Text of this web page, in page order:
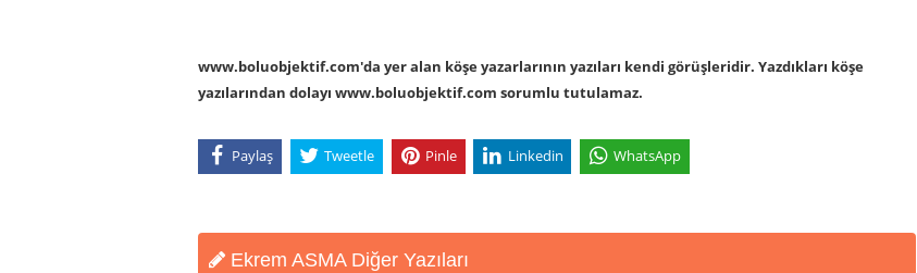
www.boluobjektif.com'da yer alan köşe yazarlarının yazıları kendi görüşleridir. Yazdıkları köşe
yazılarından dolayı www.boluobjektif.com sorumlu tutulamaz.
Paylaş Tweetle Pinle Linkedin WhatsApp
Ekrem ASMA Diğer Yazıları